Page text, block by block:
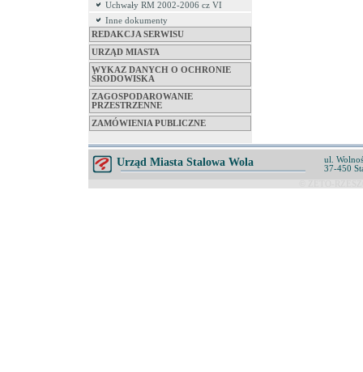
Uchwały RM 2002-2006 cz VI
Inne dokumenty
REDAKCJA SERWISU
URZĄD MIASTA
WYKAZ DANYCH O OCHRONIE
ŚRODOWISKA
ZAGOSPODAROWANIE
PRZESTRZENNE
ZAMÓWIENIA PUBLICZNE
Urząd Miasta Stalowa Wola
ul.
37-450